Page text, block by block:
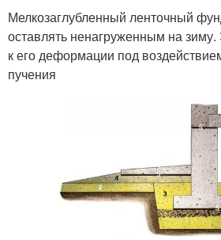
Мелкозаглубленный ленточный
оставлять ненагруженным на
к его деформации под
пучения